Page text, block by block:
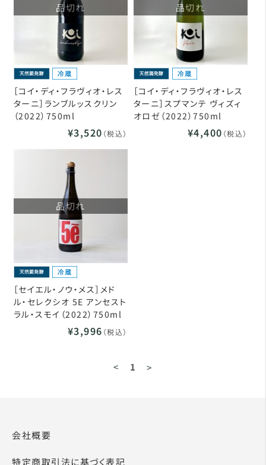
品切れ
［コイ・ディ・フラヴィオ・レス
ターニ］ランブルッスクリン
（2022）750ml
¥3,520 （税込）
品切れ
［コイ・ディ・フラヴィオ・レス
ターニ］スプマンテ ヴィズィ
オロゼ（2022）750ml
¥4,400 （税込）
品切れ
［セイエル・ノウ・メス］メド
ル・セレクシオ 5E アンセスト
ラル・スモイ（2022）750ml
¥3,996 （税込）
< 1 >
会社概要
特定商取引法に基づく表記